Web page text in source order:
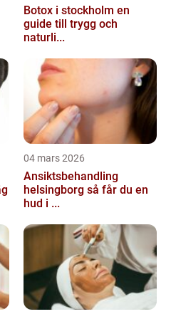
Botox i stockholm en
guide till trygg och
naturli...
04 mars 2026
Ansiktsbehandling
helsingborg så får du en
hud i ...